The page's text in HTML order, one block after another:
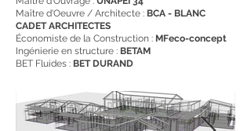
Maître d'Oeuvre / Architecte : BCA - BLANC
CADET ARCHITECTES
Économiste de la Construction : MFeco-concept
Ingénierie en structure : BETAM
BET Fluides : BET DURAND